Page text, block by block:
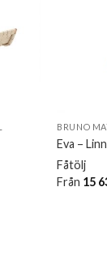
BRUNO
Eva –
Fåtölj
Från 15